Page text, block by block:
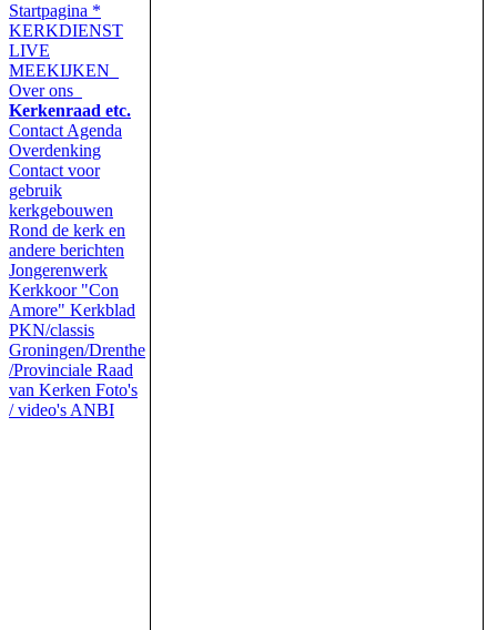
Startpagina *
KERKDIENST
LIVE
MEEKIJKEN
Over ons
Kerkenraad etc.
Contact Agenda
Overdenking
Contact voor
gebruik
kerkgebouwen
Rond de kerk en
andere berichten
Jongerenwerk
Kerkkoor "Con
Amore" Kerkblad
PKN/classis
Groningen/Drenthe
/Provinciale Raad
van Kerken Foto's
/ video's ANBI